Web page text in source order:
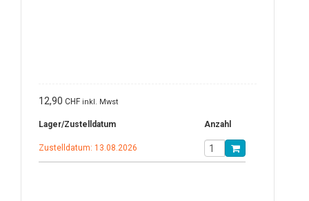
12,90 CHF inkl. Mwst
Lager/Zustelldatum Anzahl
Zustelldatum: 13.08.2026